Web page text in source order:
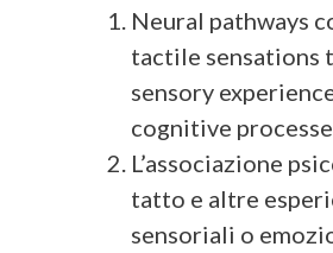
Neural pathways
tactile sensations
sensory
cognitive
L’associazione
tatto e altre
sensoriali o